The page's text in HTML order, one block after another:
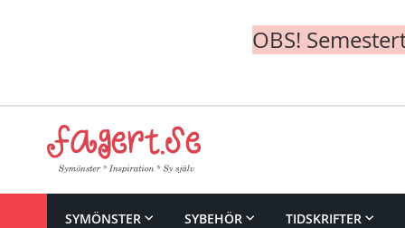
OBS!
Content
SYMÖNSTER SYBEHÖR TIDSKRIFTER